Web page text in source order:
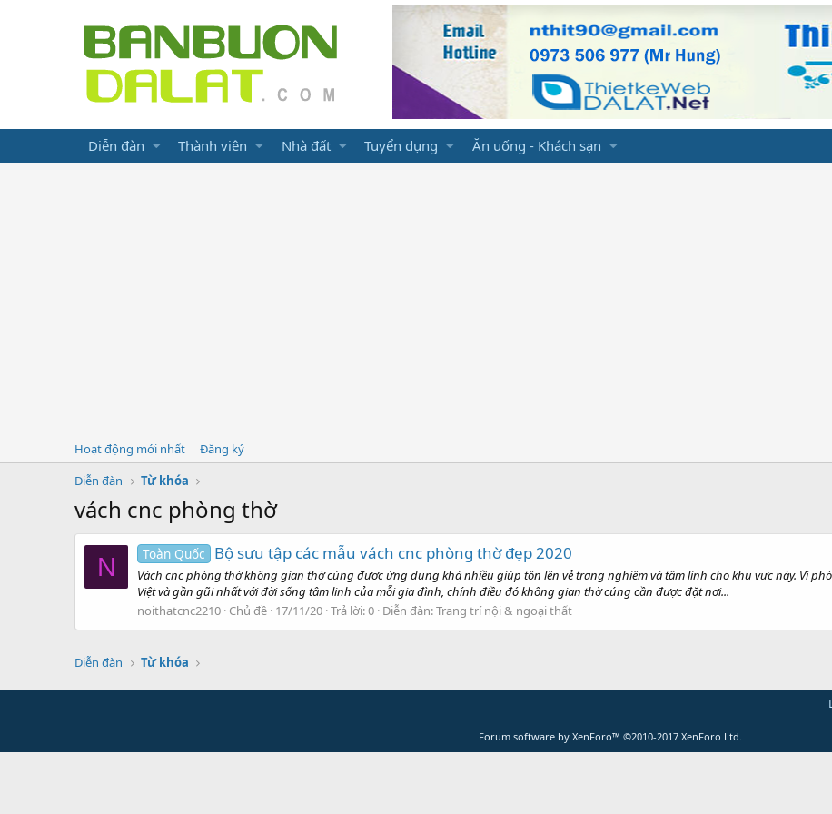
Diễn đàn Thành viên Nhà đất Tuyển dụng Ăn uống - Khách sạn
Hoạt động mới nhất
Đăng ký
Diễn đàn
Từ khóa
vách cnc phòng thờ
N Toàn Quốc Bộ sưu tập các mẫu vách cnc phòng thờ đẹp 2020
Vách cnc phòng thờ không gian thờ cúng được ứng dụng khá nhiều giúp tôn lên vẻ trang nghiêm và tâm linh cho khu vực này. Vì
Việt và gần gũi nhất với đời sống tâm linh của mỗi gia đình, chính điều đó không gian thờ cúng cần được đặt nơi...
noithatcnc2210 Chủ đề 17/11/20 Trả lời: 0 Diễn đàn:Trang trí nội & ngoại thất
Diễn đàn Từ khóa
Forum software by XenForo™ ©2010-2017 XenForo Ltd.